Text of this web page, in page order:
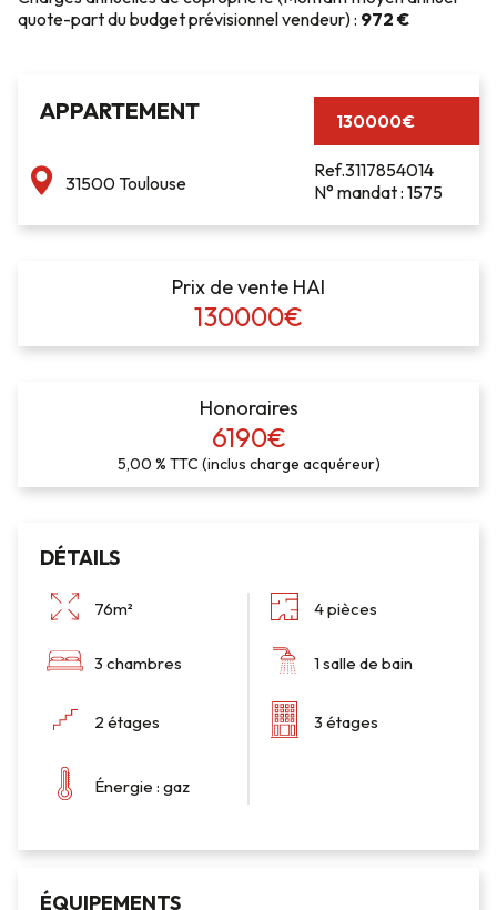
APPARTEMENT
31500 Toulouse
130000€
Ref.3117854014
N° mandat : 1575
Prix de vente HAI
130000€
Honoraires
6190€
5,00 % TTC (inclus charge acquéreur)
DÉTAILS
76m² 4 pièces
3 chambres 1 salle de bain
2 étages 3 étages
Énergie : gaz
ÉQUIPEMENTS
quote-part du budget prévisionnel vendeur) : 972 €